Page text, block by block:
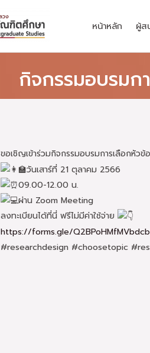
หน้าหลัก ผู้ส
กิจกรรมอบรมก
ขอเชิญเข้าร่วมกิจกรรมอบรมการเลือกหัว
วันเสาร์ที่ 21 ตุลาคม 2566
09.00-12.00 น.
ผ่าน Zoom Meeting
ลงทะเบียนได้ที่นี่ ฟรีไม่มีค่าใช้จ่าย
https://forms.gle/
#researchdesign #choosetopic